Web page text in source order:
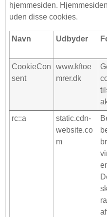
hjemmesiden.
uden disse cookies.
Navn Udbyder
CookieCon
sent
www.kftoe
mrer.dk
rc::a
static.cdn-
website.co
m